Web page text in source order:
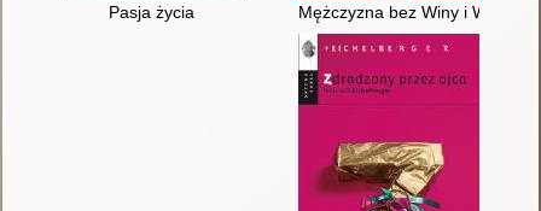
Pasja życia Mężczyzna bez Winy i Wstydu